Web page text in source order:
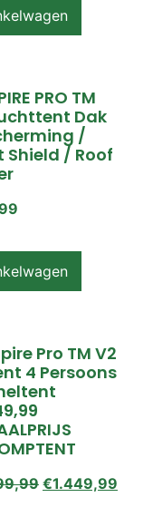
PRO TM
Dak
/
Shield / Roof
Pro TM V2
4 Persoons
€1.449,99